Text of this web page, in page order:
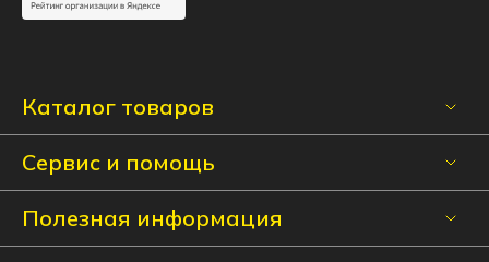
Каталог товаров
Сервис и помощь
Полезная информация